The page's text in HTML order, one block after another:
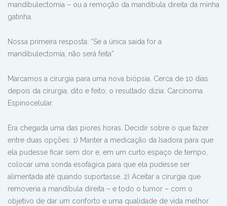
mandibulectomia – ou a remoção da mandíbula direita da minha
gatinha.
Nossa primeira resposta: “Se a única saída for a
mandibulectomia, não será feita”.
Marcamos a cirurgia para uma nova biópsia. Cerca de 10 dias
depois da cirurgia, dito e feito, o resultado dizia: Carcinoma
Espinocelular.
Era chegada uma das piores horas. Decidir sobre o que fazer
entre duas opções: 1) Manter a medicação da Isadora para que
ela pudesse ficar sem dor e, em um curto espaço de tempo,
colocar uma sonda esofágica para que ela pudesse ser
alimentada até quando suportasse. 2) Aceitar a cirurgia que
removeria a mandíbula direita – e todo o tumor – com o
objetivo de dar um conforto e uma qualidade de vida melhor